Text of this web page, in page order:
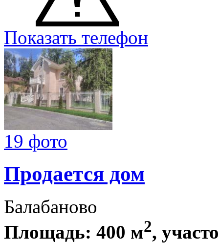
Показать телефон
19 фото
Продается дом
Балабаново
Площадь: 400 м2,